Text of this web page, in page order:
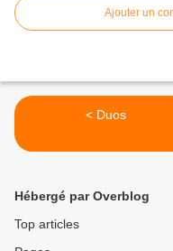
Ajouter un
< Duos
Hébergé par Overblog
Top articles